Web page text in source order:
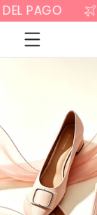
Ir
directamente
al contenido